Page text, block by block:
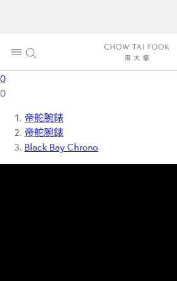
0
0
帝舵腕錶
帝舵腕錶
Black Bay Chrono